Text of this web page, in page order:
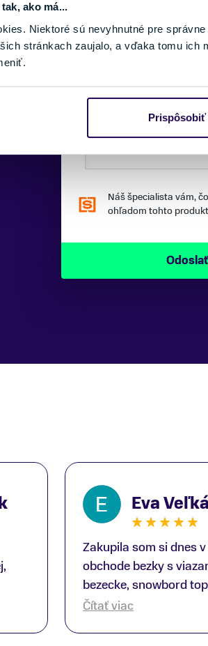
ako má...
Niektoré sú nevyhnutné pre
stránkach zaujalo, a vďaka tomu ich
Prispôsobiť
TELEFÓNNE ČÍSLO:
Náš špecialista vám,
ohľadom tohto
Eva Veľká
Zakupila som si dnes
obchode bezky s
bezecke, snowbord
prekvapenie ako Peter,
Čítať viac